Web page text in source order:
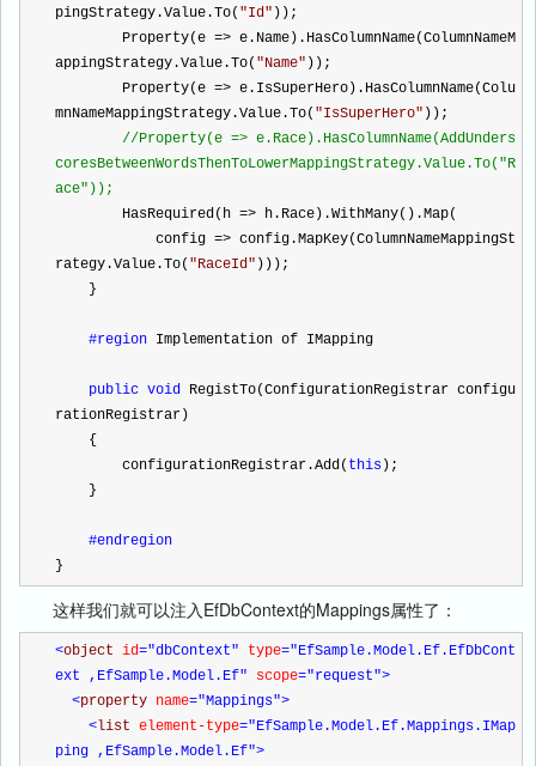
pingStrategy.Value.To( "Id" ));
        Property(e
=> e.Name).HasColumnName(ColumnNameM
appingStrategy.Value.To( "Name" ));
        Property(e
=> e.IsSuperHero).HasColumnName(Colu
mnNameMappingStrategy.Value.To( "IsSuperHero" ));
//Property(e => e.Race).HasColumnName(AddUnders
coresBetweenWordsThenToLowerMappingStrategy.Value.To("R
ace"));
        HasRequired(h
=> h.Race).WithMany().Map(
            config
=> config.MapKey(ColumnNameMappingSt
rategy.Value.To( "RaceId" )));
    }
#region Implementation of IMapping
public void RegistTo(ConfigurationRegistrar configu
rationRegistrar)
    {
        configurationRegistrar.Add(
this );
    }
#endregion
}
这样我们就可以注入EfDbContext的Mappings属性了：
<object id="dbContext" type="EfSample.Model.Ef.EfDbCont
ext ,EfSample.Model.Ef" scope="request">
<property name="Mappings">
<list element-type="EfSample.Model.Ef.Mappings.IMap
ping ,EfSample.Model.Ef">